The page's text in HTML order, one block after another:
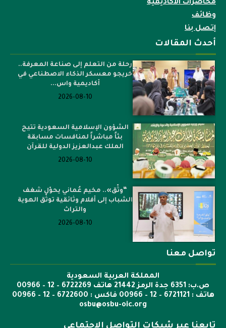
محاضرات الاكاديمية
وظائف
إتصل بنا
أحدث المقالات
رحلة من التعلم إلى صناعة المعرفة..
خريجو معسكر الذكاء الاصطناعي في
أكاديمية واس...
2026-08-10
الشؤون الإسلامية السعودية تتيح
بثاً مباشراً لمنافسات مسابقة
الملك عبدالعزيز الدولية للقرآن
2026-08-10
“وثّق».. مخيم عُماني يحوّل شغف
الشباب إلى أفلام وثائقية توثّق الهوية
والتراث
2026-08-10
تواصل معنا
المملكة العربية السعودية
ص.ب: 6351 جدة الرمز 21442 هاتف 6722269 – 12 – 00966
هاتف : 6721121 – 12 – 00966 فاكس : 6722600 – 12 – 00966
osbu@osbu-oic.org